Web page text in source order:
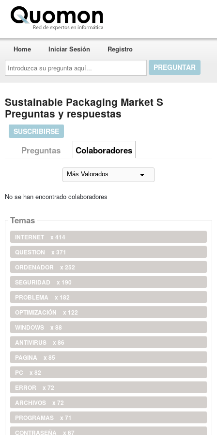
Introduzca
su
pregunta
aquí...
Home Iniciar Sesión Registro
Sustainable Packaging Market S
Preguntas y respuestas
SUSCRIBIRSE
Preguntas Colaboradores
No se han encontrado colaboradores
Temas
INTERNET
x 414
QUESTION
x 371
ORDENADOR
x 252
SEGURIDAD
x 190
PROBLEMA
x 182
OPTIMIZACIÓN
x 122
WINDOWS
x 88
ANTIVIRUS
x 86
PAGINA
x 85
PC
x 82
ERROR
x 72
ARCHIVOS
x 72
PROGRAMAS
x 71
CONTRASEÑA
x 67